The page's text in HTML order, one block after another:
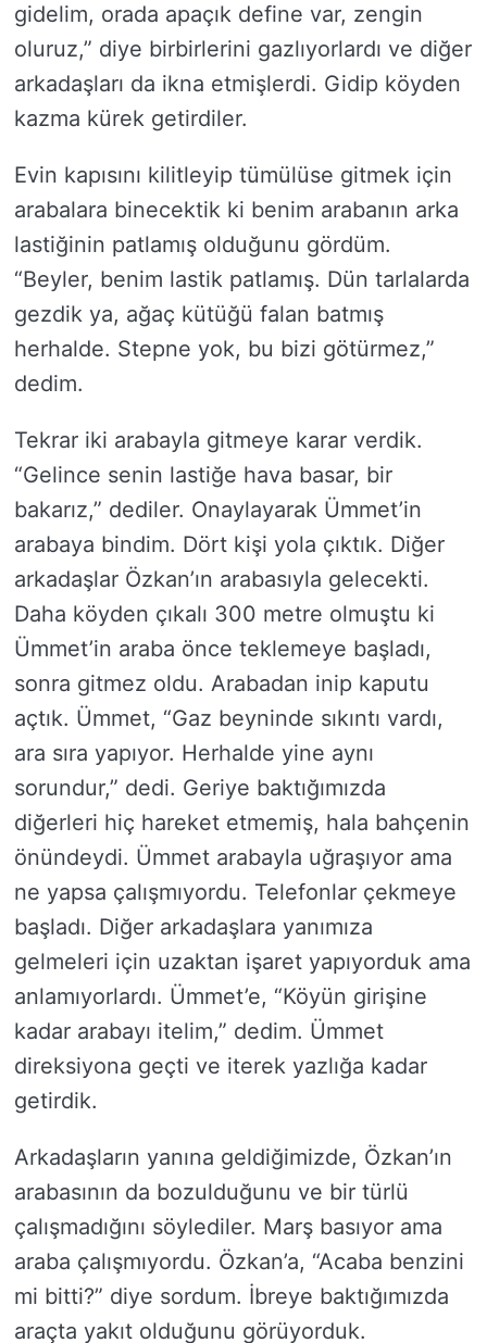
gidelim, orada apaçık define var, zengin
oluruz,” diye birbirlerini gazlıyorlardı ve diğer
arkadaşları da ikna etmişlerdi. Gidip köyden
kazma kürek getirdiler.
Evin kapısını kilitleyip tümülüse gitmek için
arabalara binecektik ki benim arabanın arka
lastiğinin patlamış olduğunu gördüm.
“Beyler, benim lastik patlamış. Dün tarlalarda
gezdik ya, ağaç kütüğü falan batmış
herhalde. Stepne yok, bu bizi götürmez,”
dedim.
Tekrar iki arabayla gitmeye karar verdik.
“Gelince senin lastiğe hava basar, bir
bakarız,” dediler. Onaylayarak Ümmet’in
arabaya bindim. Dört kişi yola çıktık. Diğer
arkadaşlar Özkan’ın arabasıyla gelecekti.
Daha köyden çıkalı 300 metre olmuştu ki
Ümmet’in araba önce teklemeye başladı,
sonra gitmez oldu. Arabadan inip kaputu
açtık. Ümmet, “Gaz beyninde sıkıntı vardı,
ara sıra yapıyor. Herhalde yine aynı
sorundur,” dedi. Geriye baktığımızda
diğerleri hiç hareket etmemiş, hala bahçenin
önündeydi. Ümmet arabayla uğraşıyor ama
ne yapsa çalışmıyordu. Telefonlar çekmeye
başladı. Diğer arkadaşlara yanımıza
gelmeleri için uzaktan işaret yapıyorduk ama
anlamıyorlardı. Ümmet’e, “Köyün girişine
kadar arabayı itelim,” dedim. Ümmet
direksiyona geçti ve iterek yazlığa kadar
getirdik.
Arkadaşların yanına geldiğimizde, Özkan’ın
arabasının da bozulduğunu ve bir türlü
çalışmadığını söylediler. Marş basıyor ama
araba çalışmıyordu. Özkan’a, “Acaba benzini
mi bitti?” diye sordum. İbreye baktığımızda
araçta yakıt olduğunu görüyorduk.